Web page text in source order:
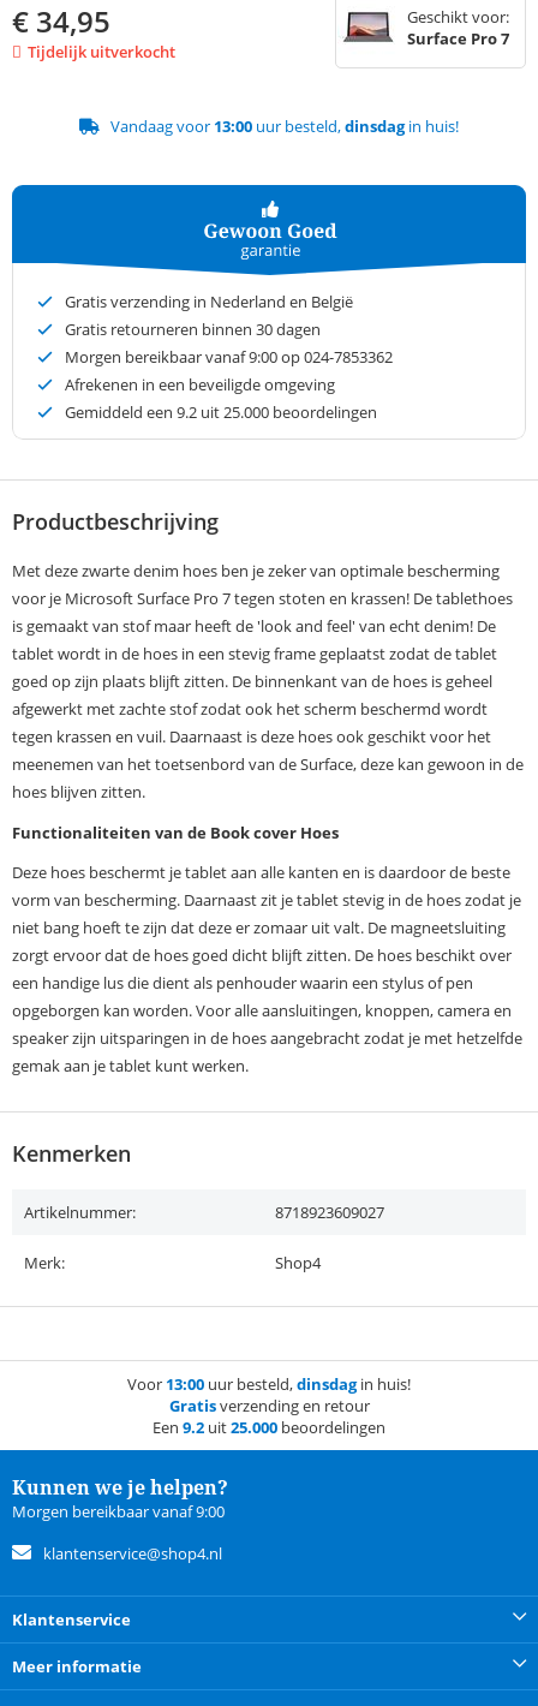
€ 34,95
Tijdelijk uitverkocht
Geschikt voor:
Surface Pro 7
Vandaag voor 13:00 uur besteld,dinsdagin huis!
Gratis verzending in Nederland en België
Gratis retourneren binnen 30 dagen
Morgen bereikbaar vanaf 9:00 op 024-7853362
Afrekenen in een beveiligde omgeving
Gemiddeld een 9.2 uit 25.000 beoordelingen
Productbeschrijving
Met deze zwarte denim hoes ben je zeker van optimale bescherming
voor je Microsoft Surface Pro 7 tegen stoten en krassen! De tablethoes
is gemaakt van stof maar heeft de 'look and feel' van echt denim! De
tablet wordt in de hoes in een stevig frame geplaatst zodat de tablet
goed op zijn plaats blijft zitten. De binnenkant van de hoes is geheel
afgewerkt met zachte stof zodat ook het scherm beschermd wordt
tegen krassen en vuil. Daarnaast is deze hoes ook geschikt voor het
meenemen van het toetsenbord van de Surface, deze kan gewoon in de
hoes blijven zitten.
Functionaliteiten van de Book cover Hoes
Deze hoes beschermt je tablet aan alle kanten en is daardoor de beste
vorm van bescherming. Daarnaast zit je tablet stevig in de hoes zodat je
niet bang hoeft te zijn dat deze er zomaar uit valt. De magneetsluiting
zorgt ervoor dat de hoes goed dicht blijft zitten. De hoes beschikt over
een handige lus die dient als penhouder waarin een stylus of pen
opgeborgen kan worden. Voor alle aansluitingen, knoppen, camera en
speaker zijn uitsparingen in de hoes aangebracht zodat je met hetzelfde
gemak aan je tablet kunt werken.
Kenmerken
Artikelnummer: 8718923609027
Merk: Shop4
Voor 13:00 uur besteld,dinsdagin huis!
Gratisverzending en retour
Een 9.2 uit25.000 beoordelingen
Kunnen we je helpen?
Morgen bereikbaar vanaf 9:00
klantenservice@shop4.nl
Klantenservice
Meer informatie